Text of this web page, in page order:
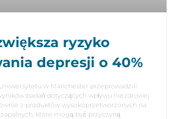
ryzyko
depresji o 40%
w Manchester przeprowadzili
badań dotyczących wpływu niezdrowej
z produktów wysokoprzetworzonych na
które mogą być przyczyną